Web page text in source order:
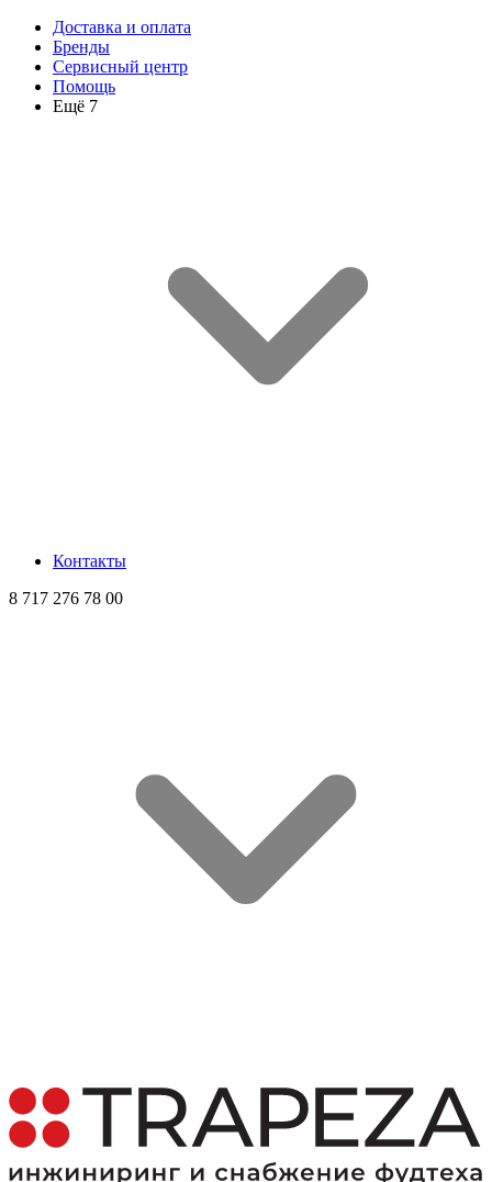
Доставка и оплата
Бренды
Сервисный центр
Помощь
Ещё 7
Контакты
8 717 276 78 00